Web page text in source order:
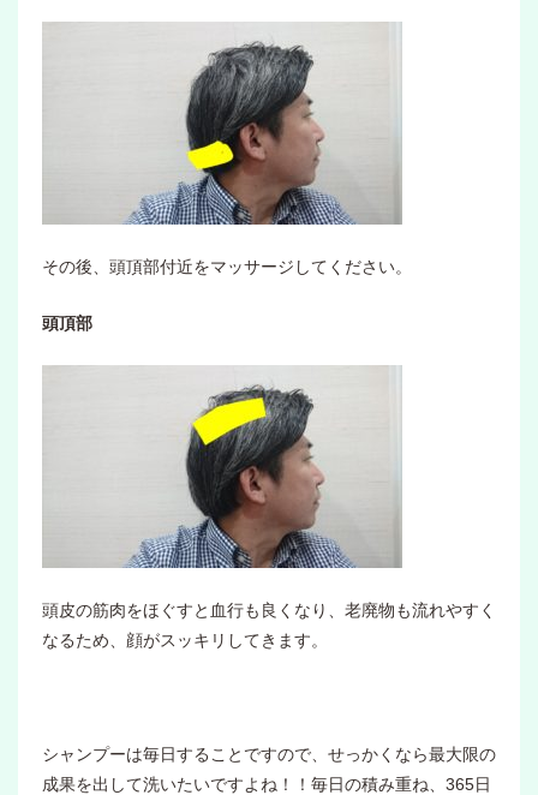
その後、頭頂部付近をマッサージしてください。
頭頂部
頭皮の筋肉をほぐすと血行も良くなり、老廃物も流れやすく
なるため、顔がスッキリしてきます。
シャンプーは毎日することですので、せっかくなら最大限の
成果を出して洗いたいですよね！！毎日の積み重ね、365日